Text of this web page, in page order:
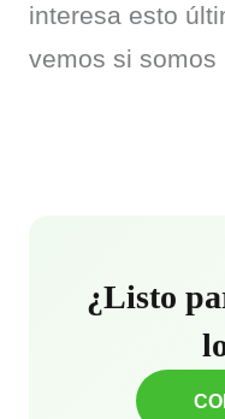
interesa esto
vemos si somos
¿Listo